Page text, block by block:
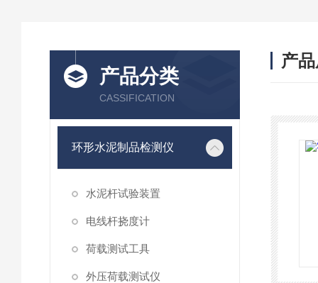
产品分类
CASSIFICATION
环形水泥制品检测仪
水泥杆试验装置
电线杆挠度计
荷载测试工具
外压荷载测试仪
产